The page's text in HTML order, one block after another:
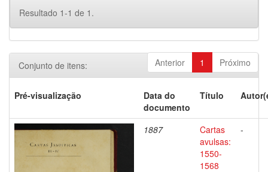
Resultado 1-1 de 1.
Anterior 1 Próximo
Conjunto de itens:
Pré-visualização
Data do
documento
Título
1887
Cartas
avulsas:
1550-
1568
-